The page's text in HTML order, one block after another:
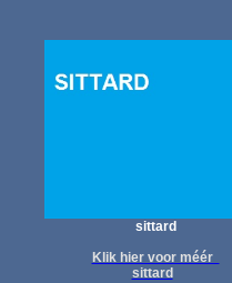
sittard
Klik hier voor méér
sittard